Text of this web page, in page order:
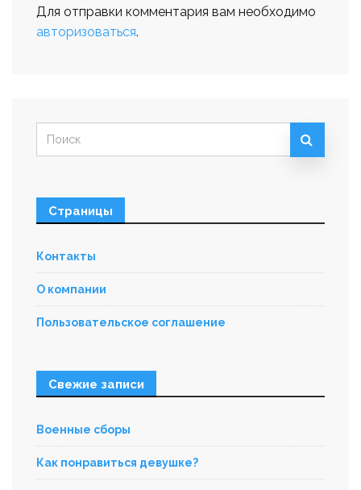
Для отправки комментария вам необходимо
авторизоваться.
Страницы
Контакты
О компании
Пользовательское соглашение
Свежие записи
Военные сборы
Как понравиться девушке?